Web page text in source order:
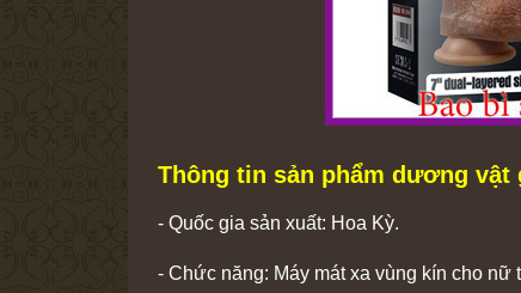
Thông tin sản phẩm dương vật
- Quốc gia sản xuất: Hoa Kỳ.
- Chức năng: Máy mát xa vùng kín cho nữ